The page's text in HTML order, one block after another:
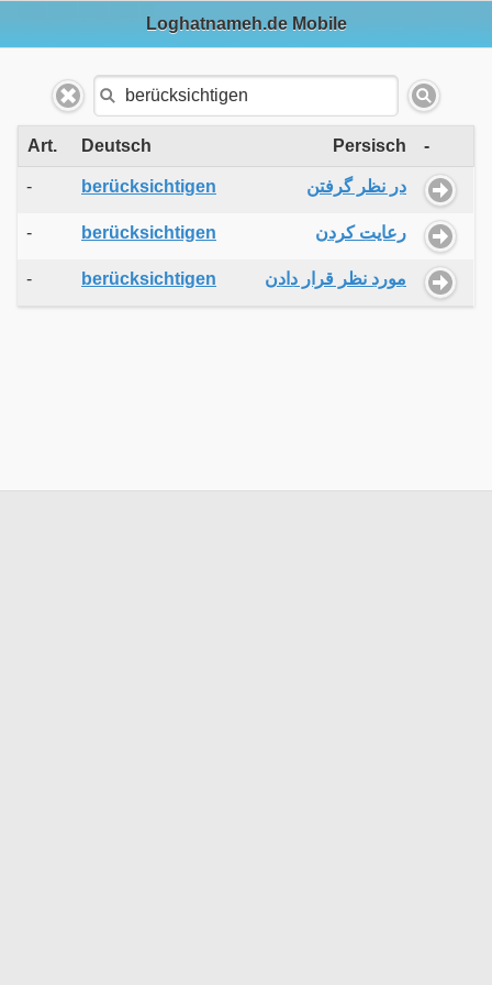
Loghatnameh.de Mobile
Art. Deutsch Persisch -
- berücksichtigen در نظر گرفتن
- berücksichtigen رعایت کردن
- berücksichtigen مورد نظر قرار دادن